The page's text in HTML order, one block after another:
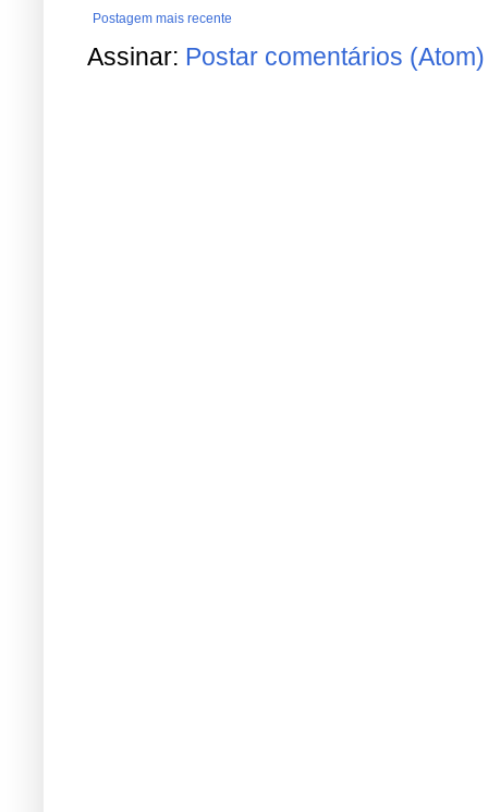
Postagem mais recente
Assinar: Postar comentários (Atom)